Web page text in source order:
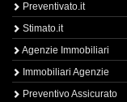
Preventivato.it
Stimato.it
Agenzie Immobiliari
Immobiliari Agenzie
Preventivo Assicurato